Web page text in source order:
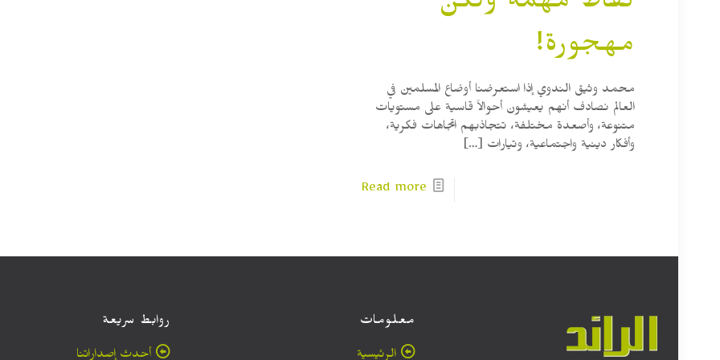
مهجورة!
محمد وثيق الندوي إذا استعرضنا أوضاع المسلمين في
العالم نصادف أنهم يعيشون أحوالاً قاسية على مستويات
متنوعة، وأصعدة مختلفة، تتجاذبهم اتجاهات فكرية،
وأفكار دينية واجتماعية، وتيارات […]
Read more
معلومات
الرئيسية
روابط سريعة
أحدث إصداراتنا